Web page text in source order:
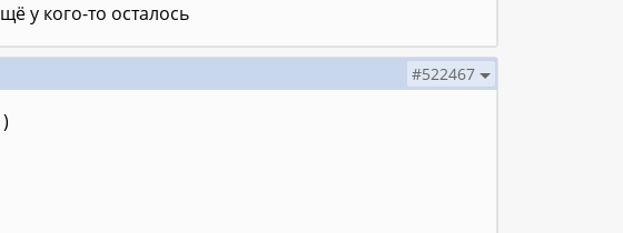
у кого-то осталось
#522467